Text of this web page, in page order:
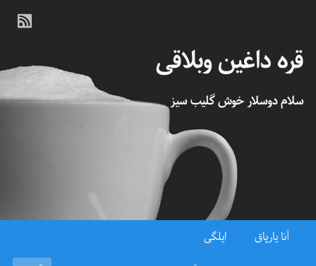
قره داغین وبلاقی
سلام دوسلار خوش گلیب سیز
آنا یارپاق ایلگی